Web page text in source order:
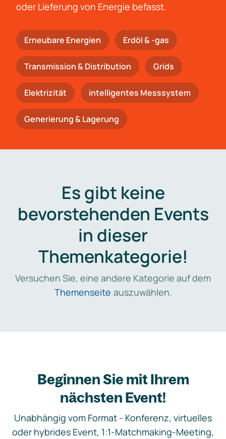
oder Lieferung von Energie befasst.
Erneubare Energien Erdöl & -gas
Trans­mis­si­on & Distribution Grids
Elektrizität intelligentes Messsystem
Generierung & Lagerung
Es gibt keine
bevorstehenden Events
in dieser
Themenkategorie!
Versuchen Sie, eine andere Kategorie auf dem
Themenseite auszuwählen.
Beginnen Sie mit Ihrem
nächsten Event!
Unabhängig vom Format - Konferenz, virtuelles
oder hybrides Event, 1:1-Matchmaking-Meeting,